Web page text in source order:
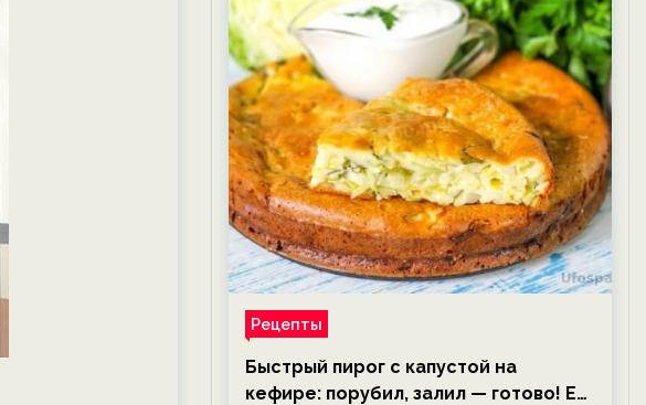
Рецепты
Быстрый пирог с капустой на
кефире: порубил, залил — готово! Ем,